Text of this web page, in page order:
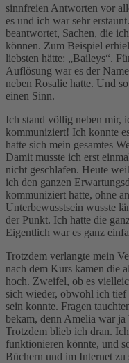
sinnfreien Antworten vor
es und ich war sehr
beantwortet, Sachen, die
können. Zum Beispiel
liebsten hätte: „Baileys“.
Auflösung war es der
neben Rosalie hatte. Und
einen Sinn.
Ich stand völlig neben mir,
kommuniziert! Ich konnte
hatte sich mein gesamtes
Damit musste ich erst
nicht geschlafen. Heute
ich den ganzen
kommuniziert hatte, ohne
Unterbewusstsein wusste
der Punkt. Ich hatte die
Eigentlich war es ganz
Trotzdem verlangte mein
nach dem Kurs kamen die
hoch. Zweifel, ob es
sich wieder, obwohl ich tief
sein konnte. Fragen
bekam, denn Amelia war
Trotzdem blieb ich dran.
funktionieren könnte, und
Büchern und im Internet zu